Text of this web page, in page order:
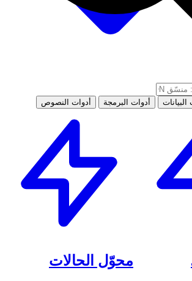
البيانات أدوات البرمجة أدوات النصوص
محوّل الحالات